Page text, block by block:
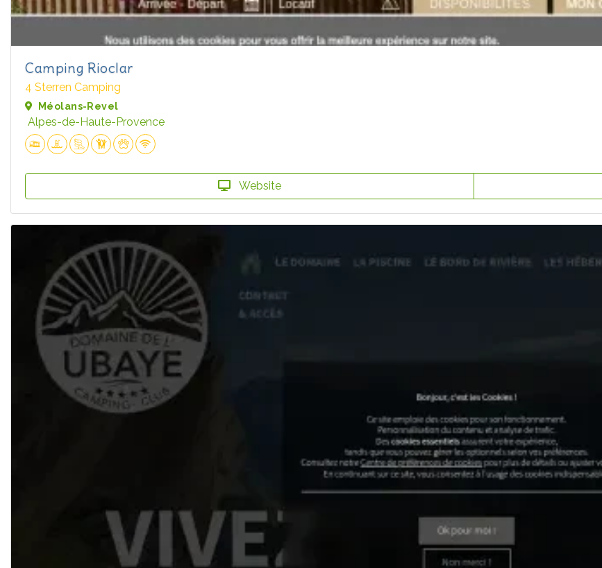
Camping Rioclar
4 Sterren Camping
Méolans-Revel
Alpes-de-Haute-Provence
Website